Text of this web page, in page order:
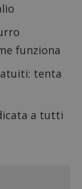
funziona
: tenta
a tutti